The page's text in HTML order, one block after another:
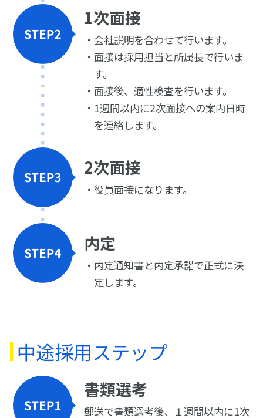
1次面接
会社説明を合わせて行います。
面接は採用担当と所属長で行いま
す。
面接後、適性検査を行います。
1週間以内に2次面接への案内日時
を連絡します。
2次面接
役員面接になります。
内定
内定通知書と内定承諾で正式に決
定します。
中途採用ステップ
書類選考
郵送で書類選考後、１週間以内に1次